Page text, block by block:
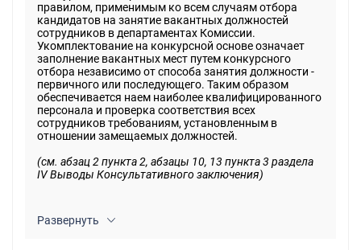
правилом, применимым ко всем случаям отбора
кандидатов на занятие вакантных должностей
сотрудников в департаментах Комиссии.
Укомплектование на конкурсной основе означает
заполнение вакантных мест путем конкурсного
отбора независимо от способа занятия должности -
первичного или последующего. Таким образом
обеспечивается наем наиболее квалифицированного
персонала и проверка соответствия всех
сотрудников требованиям, установленным в
отношении замещаемых должностей.
(см. абзац 2 пункта 2, абзацы 10, 13 пункта 3 раздела
IV Выводы Консультативного заключения)
Развернуть